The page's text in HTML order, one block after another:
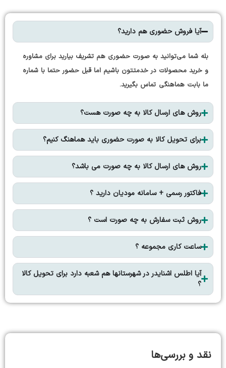
آیا فروش حضوری هم دارید؟
بله شما می‌توانید به صورت حضوری هم تشریف بیارید برای مشاوره
و خرید محصولات در خدمتتون باشیم اما قبل حضور حتما با شماره
ما بابت هماهنگی تماس بگیرید.
روش های ارسال کالا به چه صورت هست؟
برای تحویل کالا به صورت حضوری باید هماهنگ کنیم؟
روش های ارسال کالا به چه صورت می باشد؟
فاکتور رسمی + سامانه مودیان دارید ؟
روش ثبت سفارش به چه صورت است ؟
ساعت کاری مجموعه ؟
آیا اطلس اشنایدر در شهرستانها هم شعبه دارد برای تحویل کالا
؟
نقد و بررسی‌ها